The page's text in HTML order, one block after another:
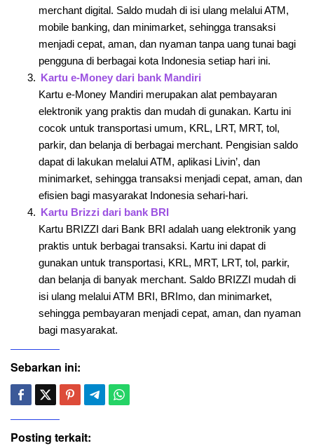
merchant digital. Saldo mudah di isi ulang melalui ATM,
mobile banking, dan minimarket, sehingga transaksi
menjadi cepat, aman, dan nyaman tanpa uang tunai bagi
pengguna di berbagai kota Indonesia setiap hari ini.
Kartu e-Money dari bank Mandiri
Kartu e-Money Mandiri merupakan alat pembayaran
elektronik yang praktis dan mudah di gunakan. Kartu ini
cocok untuk transportasi umum, KRL, LRT, MRT, tol,
parkir, dan belanja di berbagai merchant. Pengisian saldo
dapat di lakukan melalui ATM, aplikasi Livin’, dan
minimarket, sehingga transaksi menjadi cepat, aman, dan
efisien bagi masyarakat Indonesia sehari-hari.
Kartu Brizzi dari bank BRI
Kartu BRIZZI dari Bank BRI adalah uang elektronik yang
praktis untuk berbagai transaksi. Kartu ini dapat di
gunakan untuk transportasi, KRL, MRT, LRT, tol, parkir,
dan belanja di banyak merchant. Saldo BRIZZI mudah di
isi ulang melalui ATM BRI, BRImo, dan minimarket,
sehingga pembayaran menjadi cepat, aman, dan nyaman
bagi masyarakat.
Sebarkan ini:
Posting terkait: